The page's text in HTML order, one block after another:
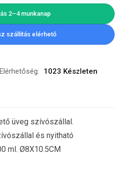
2–4 munkanap
szállítás elérhető
Elérhetőség: 1023 Készleten
üveg szívószállal.
és nyitható
ml. Ø8X10.5CM